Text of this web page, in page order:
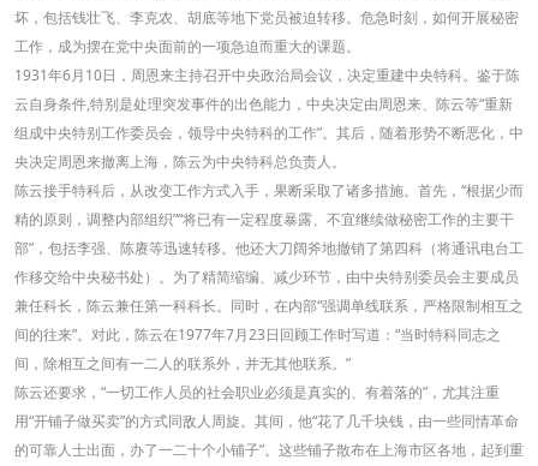
坏，包括钱壮飞、李克农、胡底等地下党员被迫转移。危急时刻，如何开展秘密
工作，成为摆在党中央面前的一项急迫而重大的课题。
1931年6月10日，周恩来主持召开中央政治局会议，决定重建中央特科。鉴于陈
云自身条件,特别是处理突发事件的出色能力，中央决定由周恩来、陈云等“重新
组成中央特别工作委员会，领导中央特科的工作”。其后，随着形势不断恶化，中
央决定周恩来撤离上海，陈云为中央特科总负责人。
陈云接手特科后，从改变工作方式入手，果断采取了诸多措施。首先，“根据少而
精的原则，调整内部组织”“将已有一定程度暴露、不宜继续做秘密工作的主要干
部”，包括李强、陈赓等迅速转移。他还大刀阔斧地撤销了第四科（将通讯电台工
作移交给中央秘书处）。为了精简缩编、减少环节，由中央特别委员会主要成员
兼任科长，陈云兼任第一科科长。同时，在内部“强调单线联系，严格限制相互之
间的往来”。对此，陈云在1977年7月23日回顾工作时写道：“当时特科同志之
间，除相互之间有一二人的联系外，并无其他联系。”
陈云还要求，“一切工作人员的社会职业必须是真实的、有着落的”，尤其注重
用“开铺子做买卖”的方式同敌人周旋。其间，他“花了几千块钱，由一些同情革命
的可靠人士出面，办了一二十个小铺子”。这些铺子散布在上海市区各地，起到重